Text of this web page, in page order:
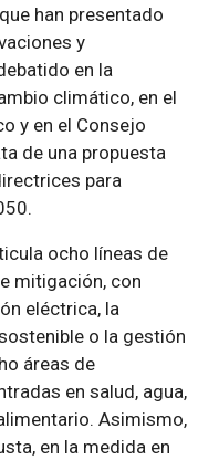
han presentado
y
en la
climático, en el
y en el Consejo
de una propuesta
para
ocho líneas de
mitigación, con
eléctrica, la
o la gestión
áreas de
en salud, agua,
Asimismo,
en la medida en